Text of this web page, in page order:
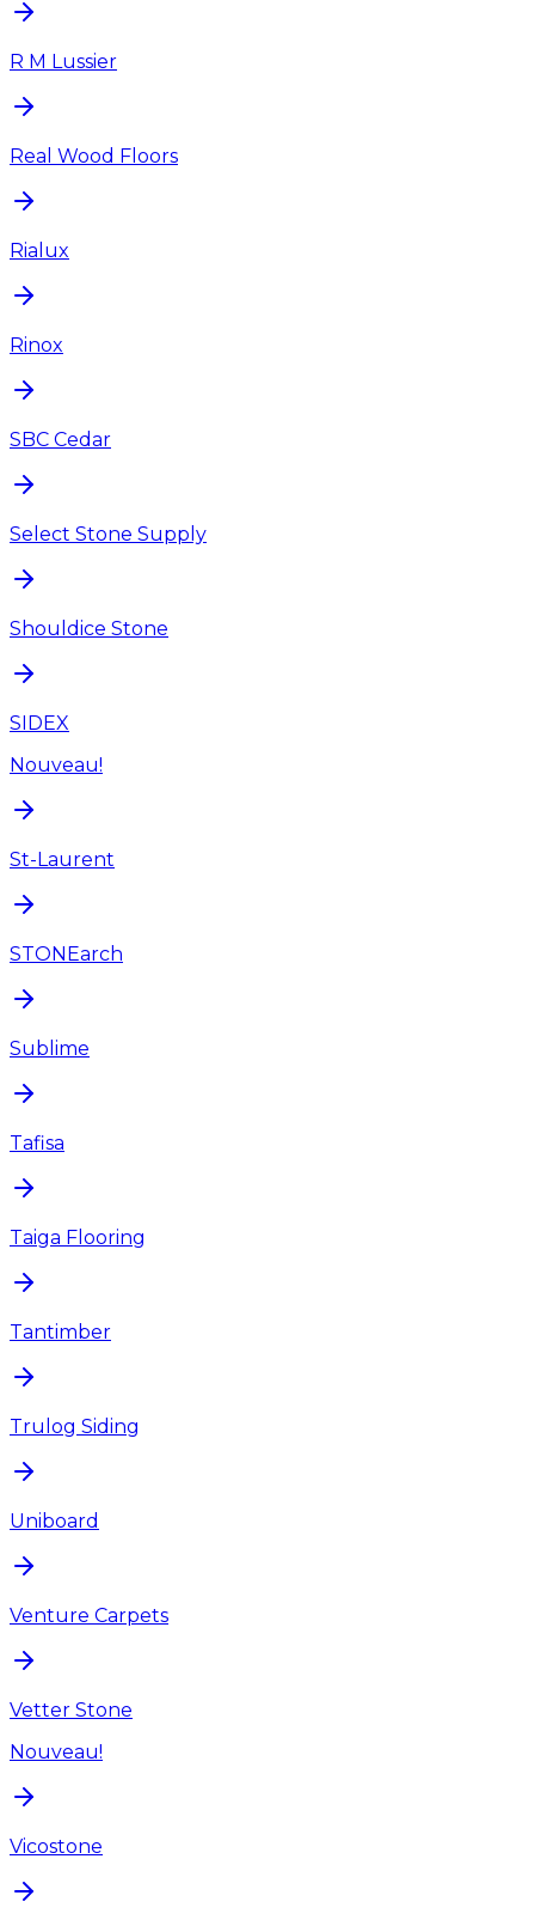
R M Lussier
Real Wood Floors
Rialux
Rinox
SBC Cedar
Select Stone Supply
Shouldice Stone
SIDEX
Nouveau!
St-Laurent
STONEarch
Sublime
Tafisa
Taiga Flooring
Tantimber
Trulog Siding
Uniboard
Venture Carpets
Vetter Stone
Nouveau!
Vicostone